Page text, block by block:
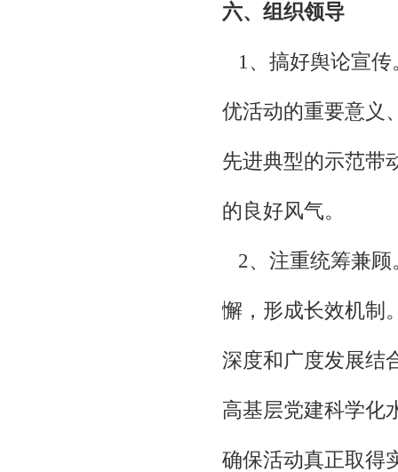
六、组织领导
1、搞好舆论宣传
优活动的重要意义
先进典型的示范带
的良好风气。
2、注重统筹兼顾
懈，形成长效机制
深度和广度发展结
高基层党建科学化
确保活动真正取得